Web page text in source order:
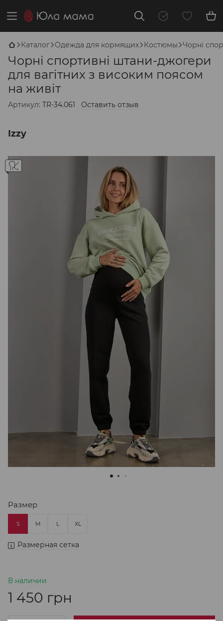
Каталог Одежда для кормящих Костюмы Чорні
Чорні спортивні штани-джогери
для вагітних з високим поясом
на живіт
Артикул: TR-34.061 Оставить отзыв
Izzy
Размер
S M L XL
Размерная сетка
В наличии
1 450 грн